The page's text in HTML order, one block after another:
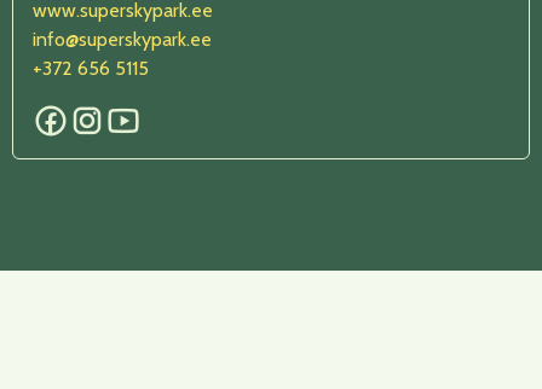
www.superskypark.ee
info@superskypark.ee
+372 656 5115